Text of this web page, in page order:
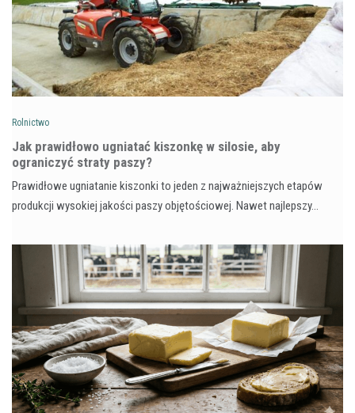
Rolnictwo
Jak prawidłowo ugniatać kiszonkę w silosie, aby
ograniczyć straty paszy?
Prawidłowe ugniatanie kiszonki to jeden z najważniejszych etapów
produkcji wysokiej jakości paszy objętościowej. Nawet najlepszy…